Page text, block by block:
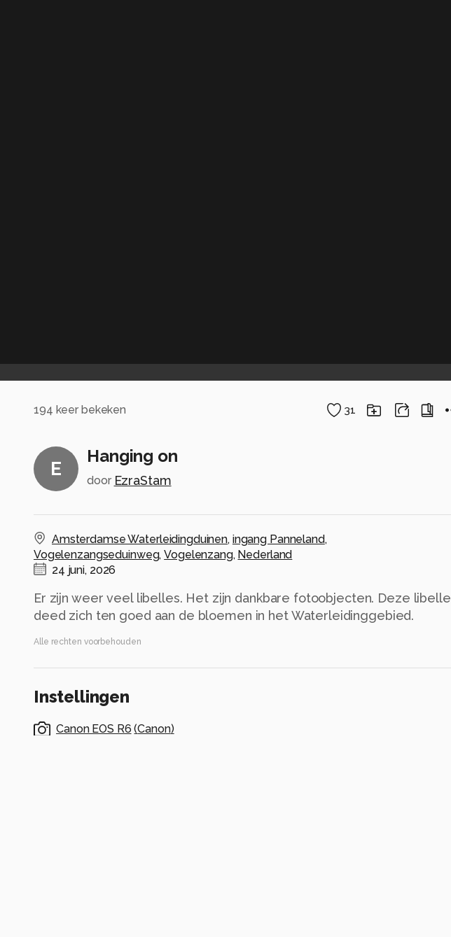
194 keer bekeken 31
E
Hanging on
door EzraStam
Amsterdamse Waterleidingduinen, ingang Panneland,
Vogelenzangseduinweg,Vogelenzang, Nederland
24 juni, 2026
Er zijn weer veel libelles. Het zijn dankbare fotoobjecten. Deze libelle
deed zich ten goed aan de bloemen in het Waterleidinggebied.
Alle rechten voorbehouden
Instellingen
Canon EOS R6 (Canon)